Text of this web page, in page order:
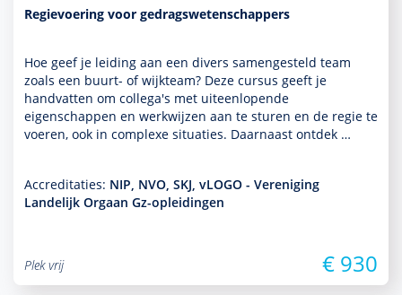
Regievoering voor gedragswetenschappers
Hoe geef je leiding aan een divers samengesteld team
zoals een buurt- of wijkteam? Deze cursus geeft je
handvatten om collega's met uit­een­lopende
eigenschappen en werkwijzen aan te sturen en de regie te
voeren, ook in complexe situaties. Daarnaast ontdek …
Accreditaties: NIP, NVO, SKJ, vLOGO - Vereniging
Landelijk Orgaan Gz-opleidingen
Plek vrij € 930